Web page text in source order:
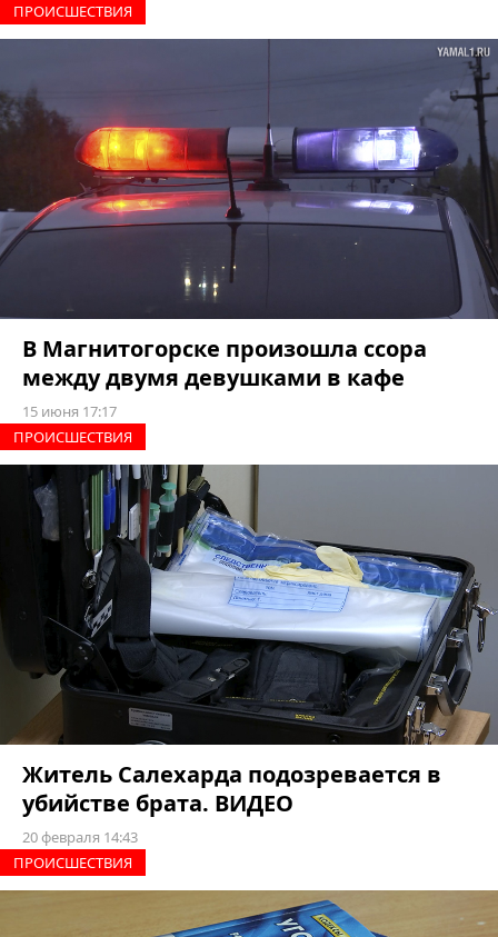
ПРОИCШЕСТВИЯ
В Магнитогорске произошла ссора
между двумя девушками в кафе
15 июня 17:17
ПРОИCШЕСТВИЯ
Житель Салехарда подозревается в
убийстве брата. ВИДЕО
20 февраля 14:43
ПРОИCШЕСТВИЯ